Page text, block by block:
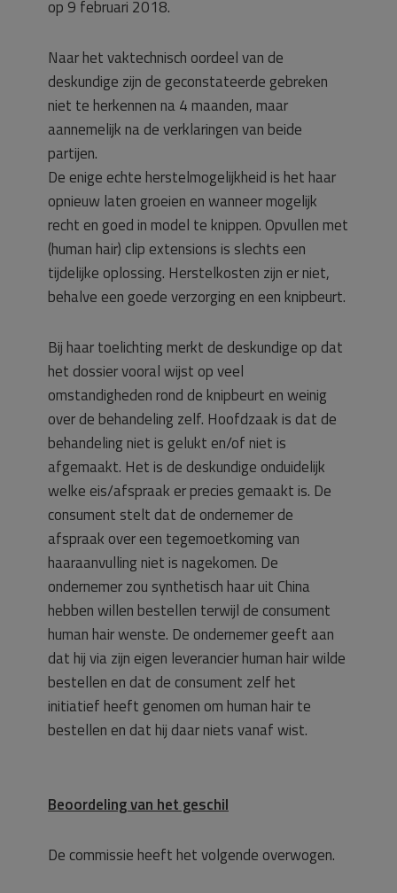
op 9 februari 2018.
Naar het vaktechnisch oordeel van de
deskundige zijn de geconstateerde gebreken
niet te herkennen na 4 maanden, maar
aannemelijk na de verklaringen van beide
partijen.
De enige echte herstelmogelijkheid is het haar
opnieuw laten groeien en wanneer mogelijk
recht en goed in model te knippen. Opvullen met
(human hair) clip extensions is slechts een
tijdelijke oplossing. Herstelkosten zijn er niet,
behalve een goede verzorging en een knipbeurt.
Bij haar toelichting merkt de deskundige op dat
het dossier vooral wijst op veel
omstandigheden rond de knipbeurt en weinig
over de behandeling zelf. Hoofdzaak is dat de
behandeling niet is gelukt en/of niet is
afgemaakt. Het is de deskundige onduidelijk
welke eis/afspraak er precies gemaakt is. De
consument stelt dat de ondernemer de
afspraak over een tegemoetkoming van
haaraanvulling niet is nagekomen. De
ondernemer zou synthetisch haar uit China
hebben willen bestellen terwijl de consument
human hair wenste. De ondernemer geeft aan
dat hij via zijn eigen leverancier human hair wilde
bestellen en dat de consument zelf het
initiatief heeft genomen om human hair te
bestellen en dat hij daar niets vanaf wist.
Beoordeling van het geschil
De commissie heeft het volgende overwogen.